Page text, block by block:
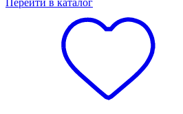
Перейти в каталог